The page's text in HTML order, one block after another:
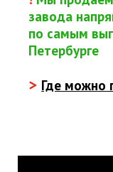
завода
по самым
Петербурге
> Где можно